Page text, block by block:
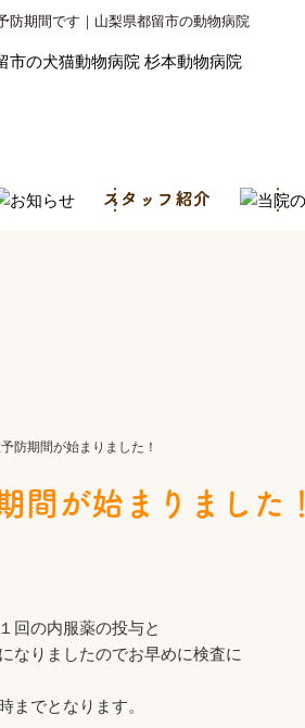
防期間です｜山梨県都留市の動物病院
防期間が始まりました！
間が始まりました！
回の内服薬の投与と
なりましたのでお早めに検査に
までとなります。